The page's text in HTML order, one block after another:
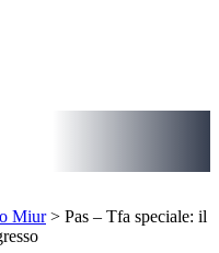
Miur> Pas – Tfa speciale: il